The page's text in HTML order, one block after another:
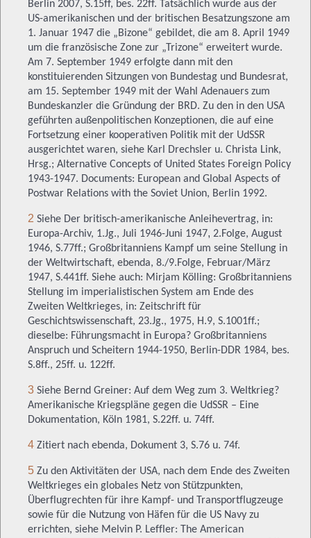
Berlin 2007, S.15ff, bes. 22ff. Tatsächlich wurde aus der
US-amerikanischen und der britischen Besatzungszone am
1. Januar 1947 die „Bizone“ gebildet, die am 8. April 1949
um die französische Zone zur „Trizone“ erweitert wurde.
Am 7. September 1949 erfolgte dann mit den
konstituierenden Sitzungen von Bundestag und Bundesrat,
am 15. September 1949 mit der Wahl Adenauers zum
Bundeskanzler die Gründung der BRD. Zu den in den USA
geführten außenpolitischen Konzeptionen, die auf eine
Fortsetzung einer kooperativen Politik mit der UdSSR
ausgerichtet waren, siehe Karl Drechsler u. Christa Link,
Hrsg.; Alternative Concepts of United States Foreign Policy
1943-1947. Documents: European and Global Aspects of
Postwar Relations with the Soviet Union, Berlin 1992.
2 Siehe Der britisch-amerikanische Anleihevertrag, in:
Europa-Archiv, 1.Jg., Juli 1946-Juni 1947, 2.Folge, August
1946, S.77ff.; Großbritanniens Kampf um seine Stellung in
der Weltwirtschaft, ebenda, 8./9.Folge, Februar/März
1947, S.441ff. Siehe auch: Mirjam Kölling: Großbritanniens
Stellung im imperialistischen System am Ende des
Zweiten Weltkrieges, in: Zeitschrift für
Geschichtswissenschaft, 23.Jg., 1975, H.9, S.1001ff.;
dieselbe: Führungsmacht in Europa? Großbritanniens
Anspruch und Scheitern 1944-1950, Berlin-DDR 1984, bes.
S.8ff., 25ff. u. 122ff.
3 Siehe Bernd Greiner: Auf dem Weg zum 3. Weltkrieg?
Amerikanische Kriegspläne gegen die UdSSR – Eine
Dokumentation, Köln 1981, S.22ff. u. 74ff.
4 Zitiert nach ebenda, Dokument 3, S.76 u. 74f.
5 Zu den Aktivitäten der USA, nach dem Ende des Zweiten
Weltkrieges ein globales Netz von Stützpunkten,
Überflugrechten für ihre Kampf- und Transportflugzeuge
sowie für die Nutzung von Häfen für die US Navy zu
errichten, siehe Melvin P. Leffler: The American